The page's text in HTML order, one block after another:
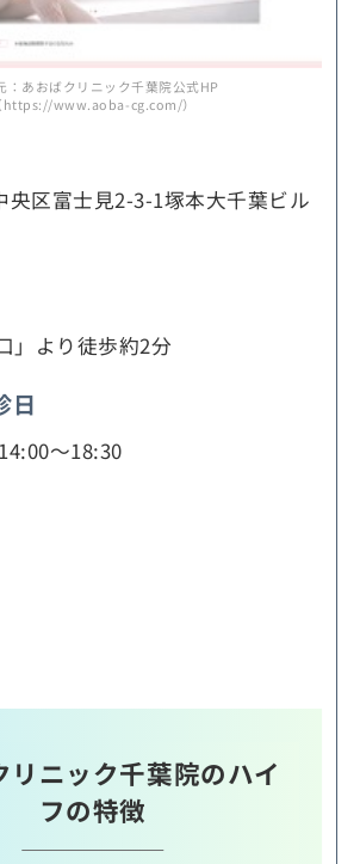
：あおばクリニック千葉院公式HP
https://www.aoba-cg.com/）
央区富士見2-3-1塚本大千葉ビル
」より徒歩約2分
日
～18:30
リニック千葉院のハイ
フの特徴